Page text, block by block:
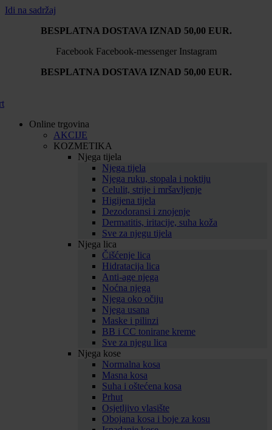
Idi na sadržaj
BESPLATNA DOSTAVA IZNAD 50,00 EUR.
Facebook Facebook-messenger Instagram
BESPLATNA DOSTAVA IZNAD 50,00 EUR.
Online trgovina
AKCIJE
KOZMETIKA
Njega tijela
Njega tijela
Njega ruku, stopala i noktiju
Celulit, strije i mršavljenje
Higijena tijela
Dezodoransi i znojenje
Dermatitis, iritacije, suha koža
Sve za njegu tijela
Njega lica
Čišćenje lica
Hidratacija lica
Anti-age njega
Noćna njega
Njega oko očiju
Njega usana
Maske i pilinzi
BB i CC tonirane kreme
Sve za njegu lica
Njega kose
Normalna kosa
Masna kosa
Suha i oštećena kosa
Prhut
Osjetljivo vlasište
Obojana kosa i boje za kosu